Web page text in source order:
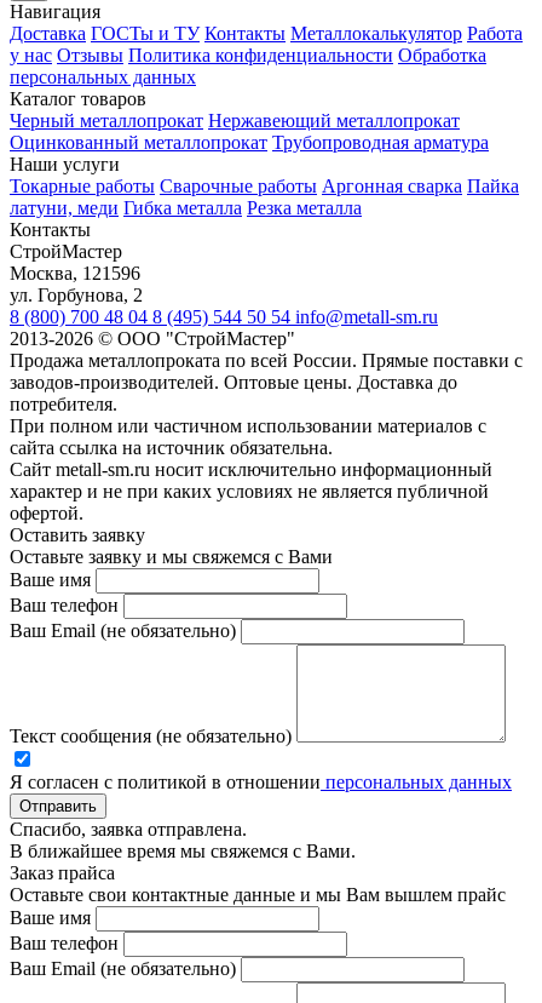
Навигация
Доставка ГОСТы и ТУ Контакты Металлокалькулятор Работа
у нас Отзывы Политика конфиденциальности Обработка
персональных данных
Каталог товаров
Черный металлопрокат Нержавеющий металлопрокат
Оцинкованный металлопрокат Трубопроводная арматура
Наши услуги
Токарные работы Сварочные работы Аргонная сварка Пайка
латуни, меди Гибка металла Резка металла
Контакты
СтройМастер
Москва, 121596
ул. Горбунова, 2
8 (800) 700 48 04 8 (495) 544 50 54 info@metall-sm.ru
2013-2026 © ООО "СтройМастер"
Продажа металлопроката по всей России. Прямые поставки с
заводов-производителей. Оптовые цены. Доставка до
потребителя.
При полном или частичном использовании материалов с
сайта ссылка на источник обязательна.
Сайт metall-sm.ru носит исключительно информационный
характер и не при каких условиях не является публичной
офертой.
Оставить заявку
Оставьте заявку и мы свяжемся с Вами
Ваше имя
Ваш телефон
Ваш Email (не обязательно)
Текст сообщения (не обязательно)
Я согласен с политикой в отношении персональных данных
Отправить
Спасибо, заявка отправлена.
В ближайшее время мы свяжемся с Вами.
Заказ прайса
Оставьте свои контактные данные и мы Вам вышлем прайс
Ваше имя
Ваш телефон
Ваш Email (не обязательно)